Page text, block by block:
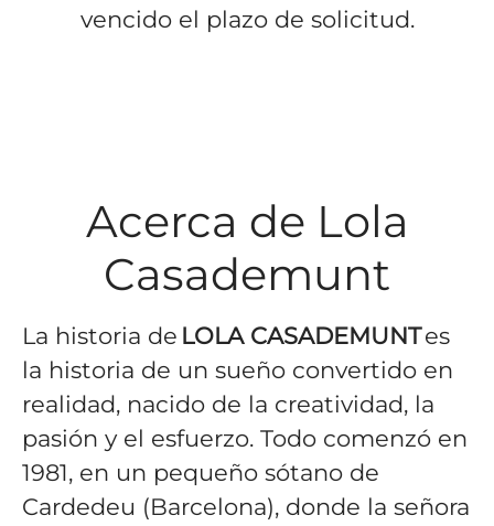
vencido el plazo de solicitud.
Acerca de Lola
Casademunt
La historia de LOLA CASADEMUNTes
la historia de un sueño convertido en
realidad, nacido de la creatividad, la
pasión y el esfuerzo. Todo comenzó en
1981, en un pequeño sótano de
Cardedeu (Barcelona), donde la señora